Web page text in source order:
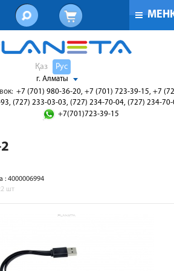
Қаз Рус
г. Алматы
+7 (701) 980-36-20, +7 (701) 723-39-15, +7
(727) 233-03-03, (727) 234-70-04, (727) 234-
+7(701)723-39-15
: 4000006994
шт